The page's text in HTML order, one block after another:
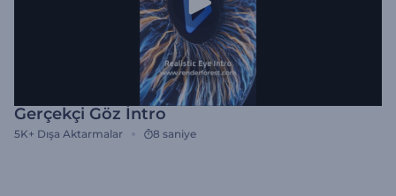
Gerçekçi Göz İntro
5K+ Dışa Aktarmalar 8 saniye